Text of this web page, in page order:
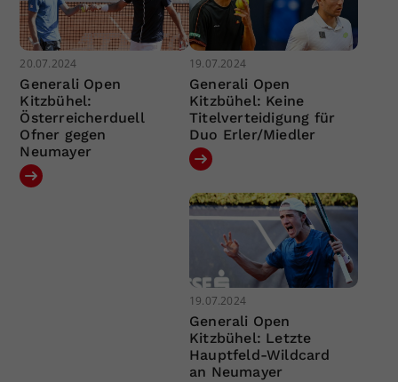
20.07.2024
Generali Open
Kitzbühel:
Österreicherduell
Ofner gegen
Neumayer
19.07.2024
Generali Open
Kitzbühel: Keine
Titelverteidigung für
Duo Erler/Miedler
19.07.2024
Generali Open
Kitzbühel: Letzte
Hauptfeld-Wildcard
an Neumayer